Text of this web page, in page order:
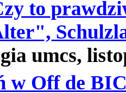
to
umcs,
w Off de